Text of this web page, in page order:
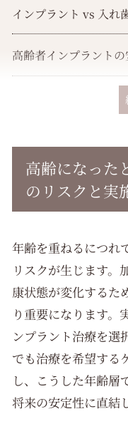
インプラント vs 入れ
高齢者インプラント
インプラント 高齢に
ト
医院概要
高齢になった
のリスクと実
年齢を重ねるにつれ
リスクが生じます。
康状態が変化するた
り重要になります。
ンプラント治療を選
でも治療を希望する
し、こうした年齢層
将来の安定性に直結